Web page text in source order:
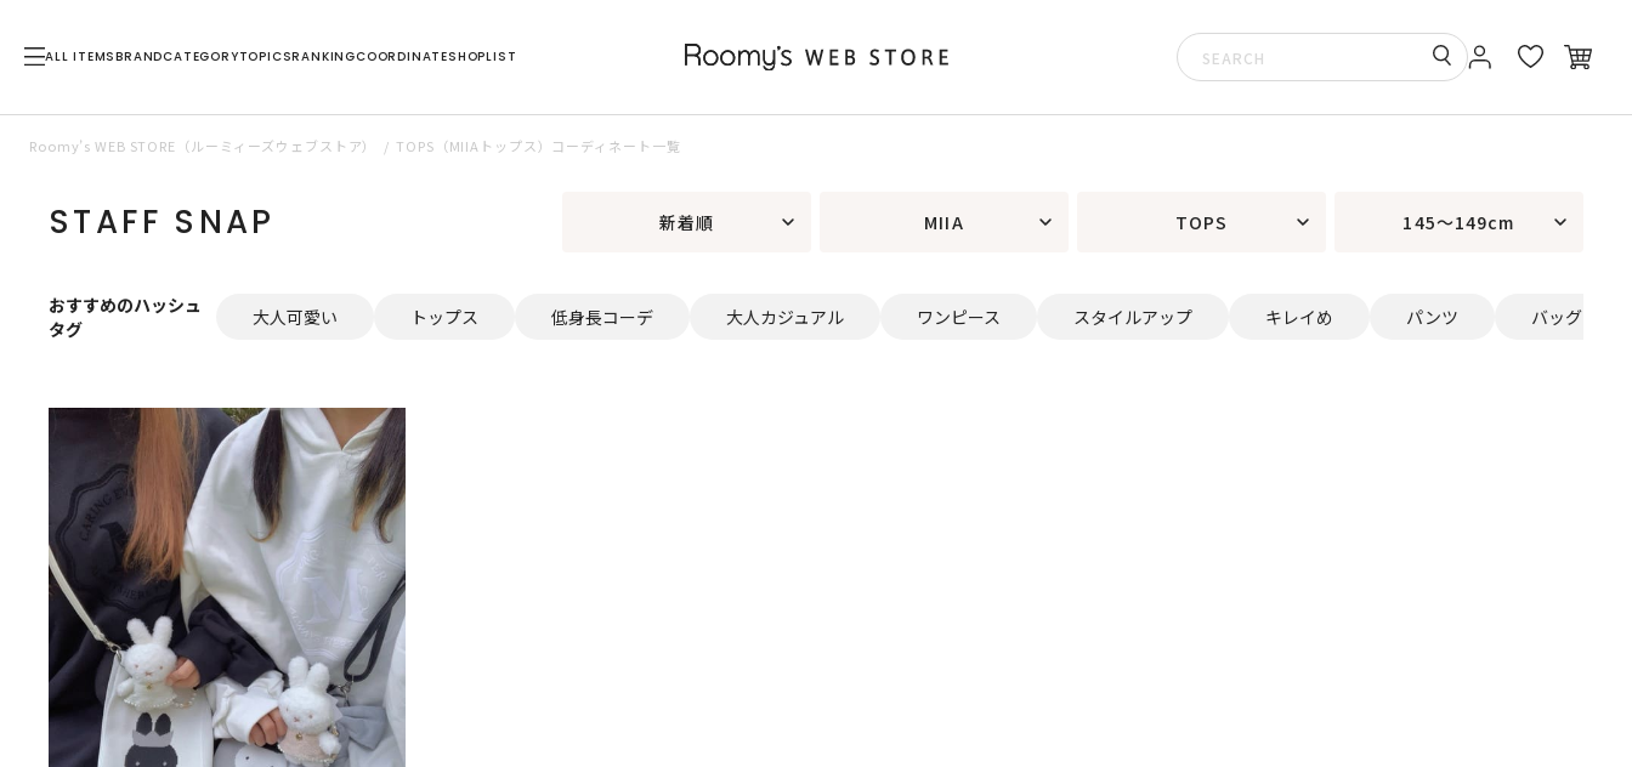
ALL ITEMSBRANDCATEGORYTOPICSRANKINGCOORDINATESHOPLIST
Roomy’s WEB STORE（ルーミィーズウェブストア） TOPS（MIIAトップス）コーディネート一覧
STAFF SNAP 新着順 MIIA TOPS 145～149cm
おすすめのハッシュ
タグ
大人可愛い トップス 低身長コーデ 大人カジュアル ワンピース スタイルアップ キレイめ パンツ バッグ